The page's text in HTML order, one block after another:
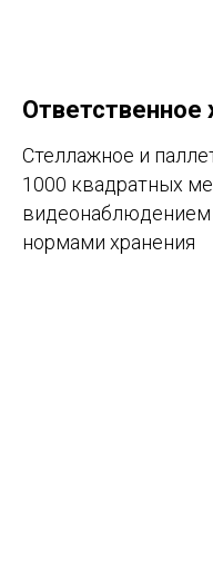
Ответственное
Стеллажное и
1000 квадратных
видеонаблюдением
нормами хранения